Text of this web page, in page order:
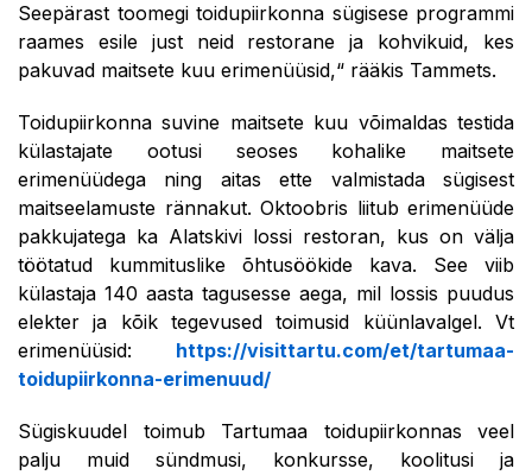
Seepärast toomegi toidupiirkonna sügisese programmi
raames esile just neid restorane ja kohvikuid, kes
pakuvad maitsete kuu erimenüüsid,“ rääkis Tammets.
Toidupiirkonna suvine maitsete kuu võimaldas testida
külastajate ootusi seoses kohalike maitsete
erimenüüdega ning aitas ette valmistada sügisest
maitseelamuste rännakut. Oktoobris liitub erimenüüde
pakkujatega ka Alatskivi lossi restoran, kus on välja
töötatud kummituslike õhtusöökide kava. See viib
külastaja 140 aasta tagusesse aega, mil lossis puudus
elekter ja kõik tegevused toimusid küünlavalgel. Vt
erimenüüsid: https://visittartu.com/et/tartumaa-
toidupiirkonna-erimenuud/
Sügiskuudel toimub Tartumaa toidupiirkonnas veel
palju muid sündmusi, konkursse, koolitusi ja